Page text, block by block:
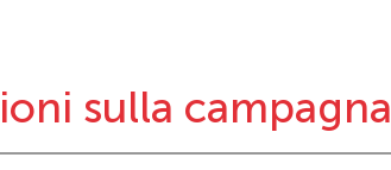
sulla campagna